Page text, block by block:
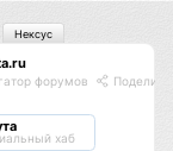
форумов
хаб
Нексус